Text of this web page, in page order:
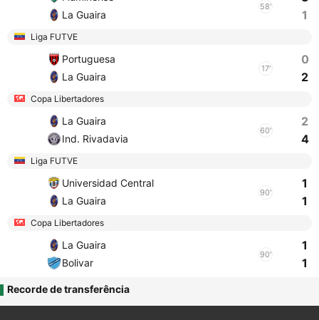
La Guaira
58'
1
Liga FUTVE
Portuguesa
La Guaira
17'
0
2
Copa Libertadores
La Guaira
Ind. Rivadavia
60'
2
4
Liga FUTVE
Universidad Central
La Guaira
90'
1
1
Copa Libertadores
La Guaira
Bolivar
90'
1
1
Recorde de transferência